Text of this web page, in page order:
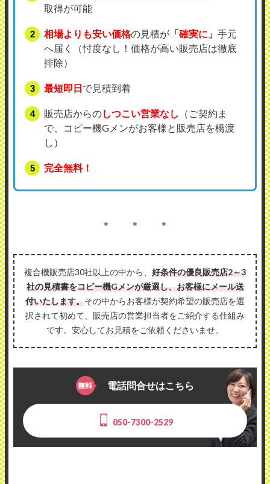
取得が可能
相場よりも安い価格の見積が 「確実に 」 手元
へ届く（忖度なし！価格が高い販売店は徹底
排除）
最短即日で見積到着
販売店からのしつこい営業なし
（ご契約ま
で、コピー機Gメンがお客様と販売店を橋渡
し）
完全無料！
＊ ＊ ＊
複合機販売店30社以上の中から、 好条件の優良販売店2～3
社の見積書をコピー機Gメンが厳選し、お客様にメール送
付いたします。その中からお客様が契約希望の販売店を選
択されて初めて、販売店の営業担当者をご紹介する仕組み
です。安心してお見積をご依頼くださいませ。
電話問合せはこちら
050-7300-2529